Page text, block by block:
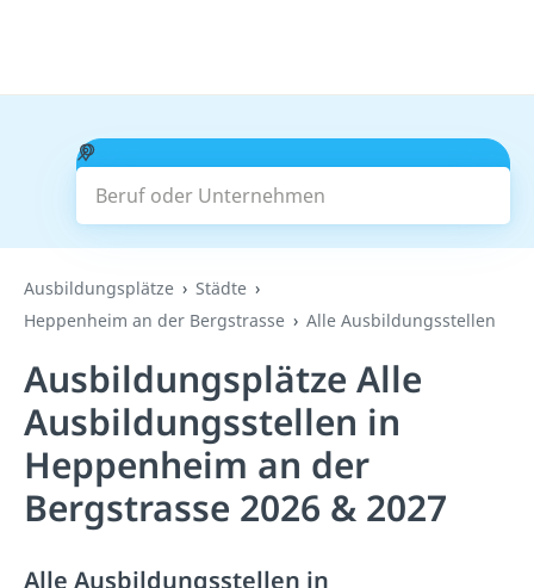
Beruf oder Unternehmen
Suchen
Ausbildungsplätze
Städte
Heppenheim an der Bergstrasse
Alle Ausbildungsstellen
Ausbildungsplätze Alle
Ausbildungsstellen in
Heppenheim an der
Bergstrasse 2026 & 2027
Alle Ausbildungsstellen in